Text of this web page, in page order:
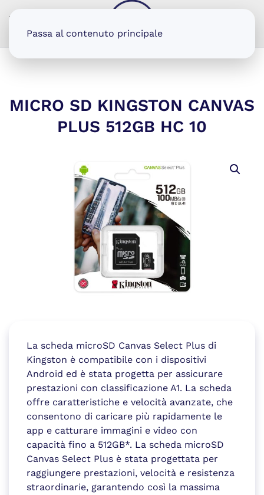
Passa al contenuto principale
MICRO SD KINGSTON CANVAS
PLUS 512GB HC 10
La scheda microSD Canvas Select Plus di
Kingston è compatibile con i dispositivi
Android ed è stata progetta per assicurare
prestazioni con classificazione A1. La scheda
offre caratteristiche e velocità avanzate, che
consentono di caricare più rapidamente le
app e catturare immagini e video con
capacità fino a 512GB*. La scheda microSD
Canvas Select Plus è stata progettata per
raggiungere prestazioni, velocità e resistenza
straordinarie, garantendo così la massima